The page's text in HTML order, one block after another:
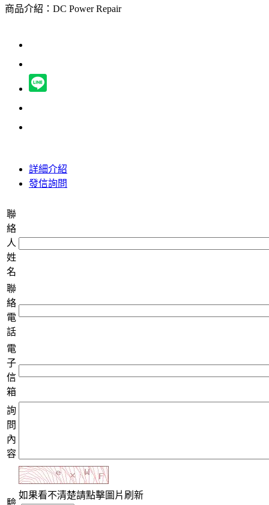
商品介紹：DC Power Repair
詳細介紹
發信詢問
聯
絡
人
姓
名
聯
絡
電
話
電
子
信
箱
詢
問
內
容
驗
如果看不清楚請點擊圖片刷新